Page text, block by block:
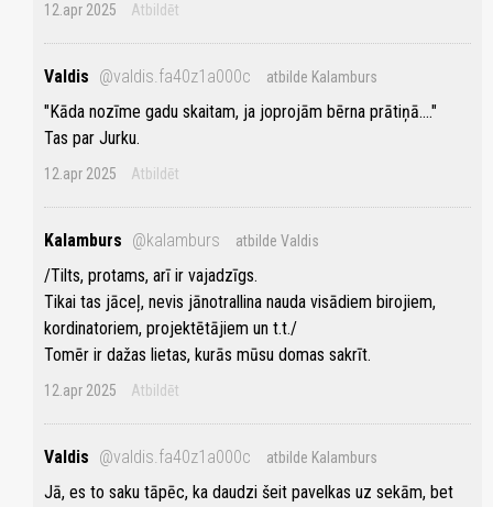
12.apr 2025 Atbildēt
Valdis @valdis.fa40z1a000c atbilde Kalamburs
"Kāda nozīme gadu skaitam, ja joprojām bērna prātiņā...."
Tas par Jurku.
12.apr 2025 Atbildēt
Kalamburs @kalamburs atbilde Valdis
/Tilts, protams, arī ir vajadzīgs.
Tikai tas jāceļ, nevis jānotrallina nauda visādiem birojiem,
kordinatoriem, projektētājiem un t.t./
Tomēr ir dažas lietas, kurās mūsu domas sakrīt.
12.apr 2025 Atbildēt
Valdis @valdis.fa40z1a000c atbilde Kalamburs
Jā, es to saku tāpēc, ka daudzi šeit pavelkas uz sekām, bet